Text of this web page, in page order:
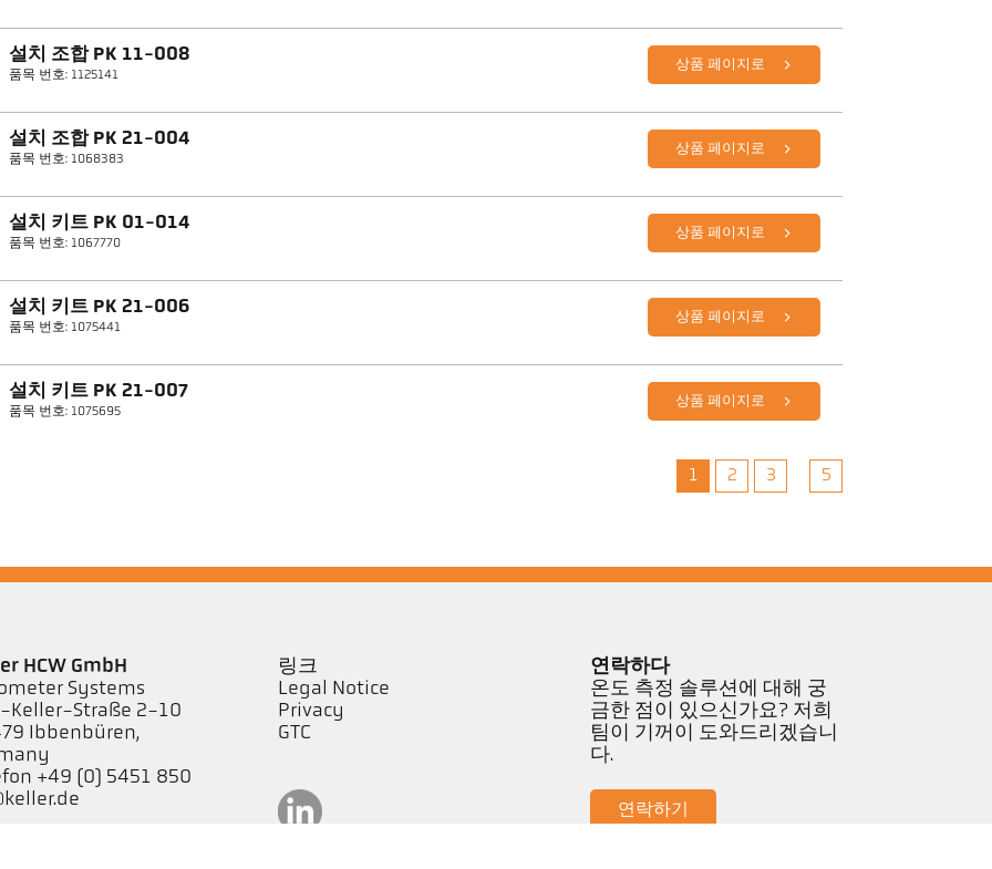
설치 조합 PK 11-008
품목 번호: 1125141
상품 페이지로
설치 조합 PK 21-004
품목 번호: 1068383
상품 페이지로
설치 키트 PK 01-014
품목 번호: 1067770
상품 페이지로
설치 키트 PK 21-006
품목 번호: 1075441
상품 페이지로
설치 키트 PK 21-007
품목 번호: 1075695
상품 페이지로
1 2 3 5
HCW GmbH
Systems
Keller-Straße 2-10
Ibbenbüren,
+49 (0) 5451 850
링크
Legal Notice
Privacy
GTC
연락하다
온도 측정 솔루션에 대해 궁
금한 점이 있으신가요? 저희
팀이 기꺼이 도와드리겠습니
다.
연락하기